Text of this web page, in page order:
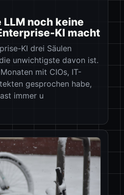
noch keine
KI macht
KI drei Säulen
unwichtigste davon ist.
mit CIOs, IT-
gesprochen habe,
immer u